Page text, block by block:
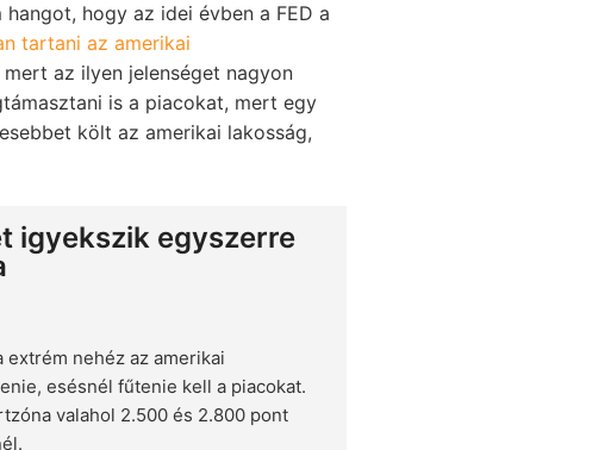
hogy az idei évben a FED a
tartani az amerikai
az ilyen jelenséget nagyon
is a piacokat, mert egy
költ az amerikai lakosság,
igyekszik egyszerre
nehéz az amerikai
esésnél fűtenie kell a piacokat.
valahol 2.500 és 2.800 pont